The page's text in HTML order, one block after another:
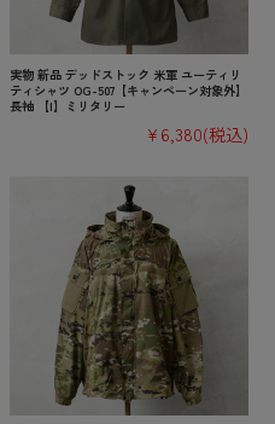
実物 新品 デッドストック 米軍 ユーティリ
ティシャツ OG-507【キャンペーン対象外】
長袖 【I】ミリタリー
¥6,380(税込)